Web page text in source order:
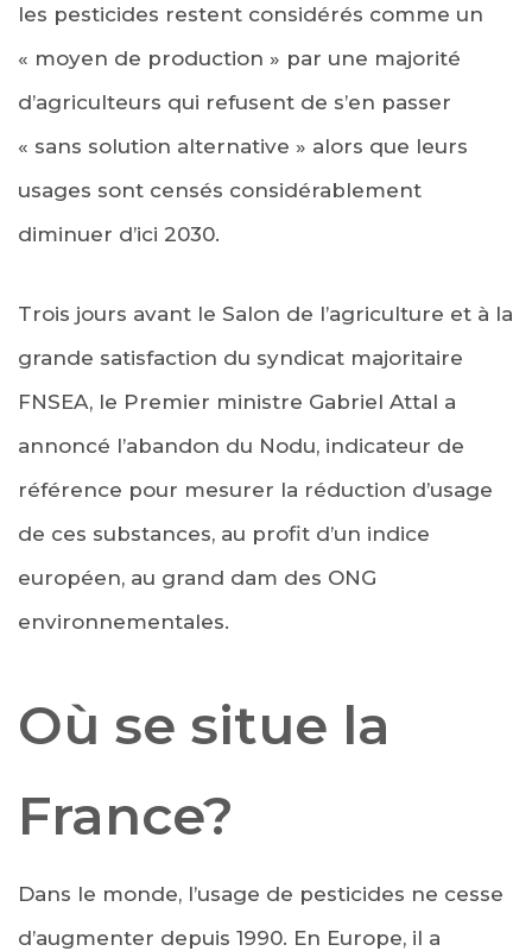
les pesticides restent considérés comme un
« moyen de production » par une majorité
d’agriculteurs qui refusent de s’en passer
« sans solution alternative » alors que leurs
usages sont censés considérablement
diminuer d’ici 2030.
Trois jours avant le Salon de l’agriculture et à la
grande satisfaction du syndicat majoritaire
FNSEA, le Premier ministre Gabriel Attal a
annoncé l’abandon du Nodu, indicateur de
référence pour mesurer la réduction d’usage
de ces substances, au profit d’un indice
européen, au grand dam des ONG
environnementales.
Où se situe la
France?
Dans le monde, l’usage de pesticides ne cesse
d’augmenter depuis 1990. En Europe, il a